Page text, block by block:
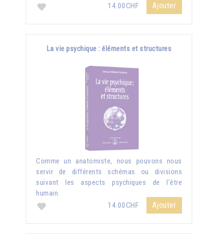
14.00CHF
Ajouter
La vie psychique : éléments et structures
Comme un anatomiste, nous pouvons nous
servir de différents schémas ou divisions
suivant les aspects psychiques de l'être
humain.
14.00CHF
Ajouter